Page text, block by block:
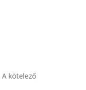
A kötelező